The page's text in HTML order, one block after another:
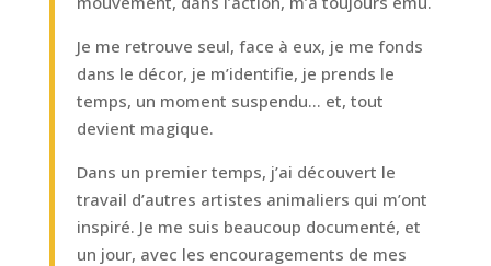
Je me retrouve seul, face à eux, je me fonds
dans le décor, je m’identifie, je prends le
temps, un moment suspendu… et, tout
devient magique.
Dans un premier temps, j’ai découvert le
travail d’autres artistes animaliers qui m’ont
inspiré. Je me suis beaucoup documenté, et
un jour, avec les encouragements de mes